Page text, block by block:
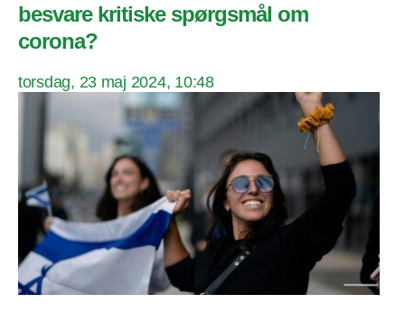
besvare kritiske spørgsmål om
corona?
torsdag, 23 maj 2024, 10:48